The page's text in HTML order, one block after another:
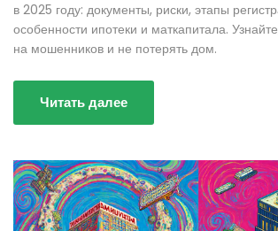
в 2025 году: документы, риски, этапы
особенности ипотеки и маткапитала.
на мошенников и не потерять дом.
Читать далее